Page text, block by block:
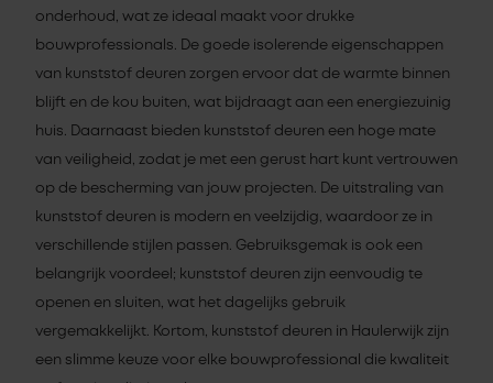
onderhoud, wat ze ideaal maakt voor drukke
bouwprofessionals. De goede isolerende eigenschappen
van kunststof deuren zorgen ervoor dat de warmte binnen
blijft en de kou buiten, wat bijdraagt aan een energiezuinig
huis. Daarnaast bieden kunststof deuren een hoge mate
van veiligheid, zodat je met een gerust hart kunt vertrouwen
op de bescherming van jouw projecten. De uitstraling van
kunststof deuren is modern en veelzijdig, waardoor ze in
verschillende stijlen passen. Gebruiksgemak is ook een
belangrijk voordeel; kunststof deuren zijn eenvoudig te
openen en sluiten, wat het dagelijks gebruik
vergemakkelijkt. Kortom, kunststof deuren in Haulerwijk zijn
een slimme keuze voor elke bouwprofessional die kwaliteit